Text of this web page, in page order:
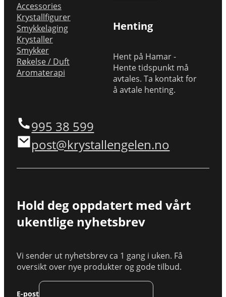
Accessories
Krystallfigurer
Smykkelaging
Krystaller
Smykker
Røkelse / Duft
Aromaterapi
Henting
Hent på Hamar -
Hente tidspunkt må
avtales. Ta kontakt for
å avtale henting.
995 38 599
post@krystallengelen.no
Hold deg oppdatert med vårt
ukentlige nyhetsbrev
Vi sender ut nyhetsbrev ca 1 gang i uken. Få
oversikt over nye produkter og gode tilbud.
E-post